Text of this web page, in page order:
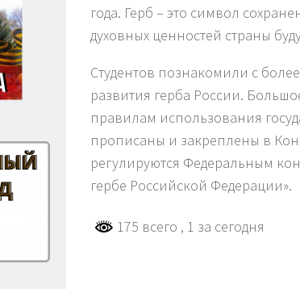
года. Герб – это символ
духовных ценностей страны
Студентов познакомили с
развития герба России.
правилам использования
прописаны и закреплены в
регулируются Федеральным
гербе Российской Федерации».
175 всего , 1 за сегодня